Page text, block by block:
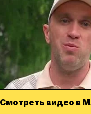
Смотреть видео в